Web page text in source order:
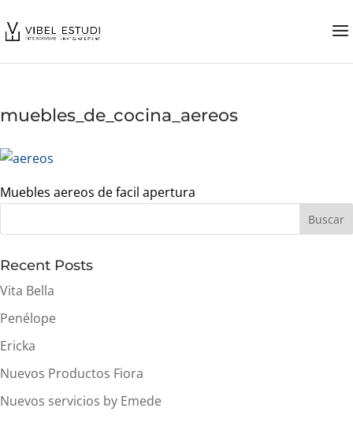
muebles_de_cocina_aereos
Muebles aereos de facil apertura
Buscar
Recent Posts
Vita Bella
Penélope
Ericka
Nuevos Productos Fiora
Nuevos servicios by Emede